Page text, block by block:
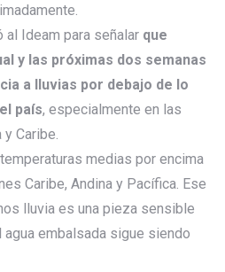
al Ideam para señalar que
y las próximas dos semanas
a lluvias por debajo de lo
país, especialmente en las
Caribe.
medias por encima
Caribe, Andina y Pacífica. Ese
lluvia es una pieza sensible
embalsada sigue siendo